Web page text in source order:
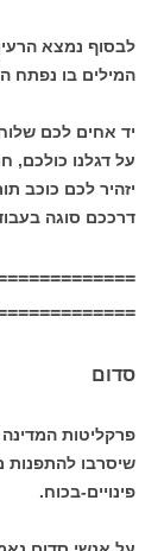
לבסוף נמצא
המילים בו נפתח
יד אחים לכם
על דגלנו כולכם,
יזהיר לכם כוכב
דרככם סוגה
סדום
פרקליטות
שיסרבו להתפנות
פינויים-בכוח.